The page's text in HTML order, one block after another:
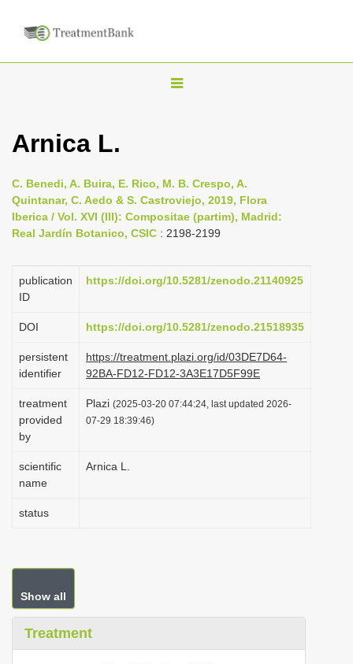
T
n
a
i
a
i
Arnica L.
C. Benedi, A. Buira, E. Rico, M. B. Crespo, A.
Quintanar, C. Aedo & S. Castroviejo, 2019, Flora
Iberica / Vol. XVI (III): Compositae (partim), Madrid:
Real Jardín Botanico, CSIC : 2198-2199
publication
ID
https://doi.org/10.5281/zenodo.21140925
DOI https://doi.org/10.5281/zenodo.21518935
persistent
identifier
https://treatment.plazi.org/id/03DE7D64-
92BA-FD12-FD12-3A3E17D5F99E
treatment
provided
by
Plazi (2025-03-20 07:44:24, last updated 2026-
07-29 18:39:46)
scientific
name
Arnica L.
status
Show all
Treatment